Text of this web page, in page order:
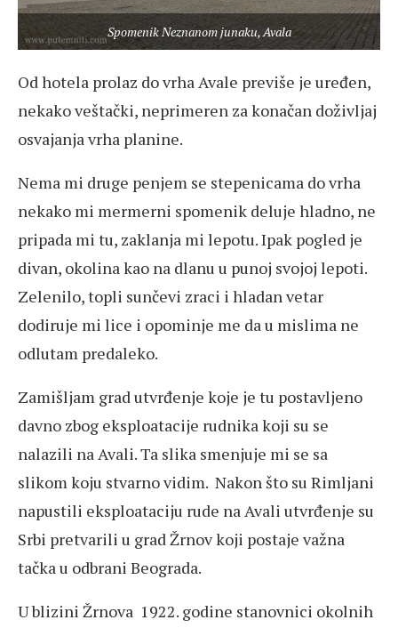
Spomenik Neznanom junaku, Avala
Od hotela prolaz do vrha Avale previše je uređen,
nekako veštački, neprimeren za konačan doživljaj
osvajanja vrha planine.
Nema mi druge penjem se stepenicama do vrha
nekako mi mermerni spomenik deluje hladno, ne
pripada mi tu, zaklanja mi lepotu. Ipak pogled je
divan, okolina kao na dlanu u punoj svojoj lepoti.
Zelenilo, topli sunčevi zraci i hladan vetar
dodiruje mi lice i opominje me da u mislima ne
odlutam predaleko.
Zamišljam grad utvrđenje koje je tu postavljeno
davno zbog eksploatacije rudnika koji su se
nalazili na Avali. Ta slika smenjuje mi se sa
slikom koju stvarno vidim. Nakon što su Rimljani
napustili eksploataciju rude na Avali utvrđenje su
Srbi pretvarili u grad Žrnov koji postaje važna
tačka u odbrani Beograda.
U blizini Žrnova 1922. godine stanovnici okolnih